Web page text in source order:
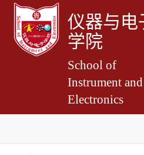
仪器与电
学院
School of
Instrument and
Electronics